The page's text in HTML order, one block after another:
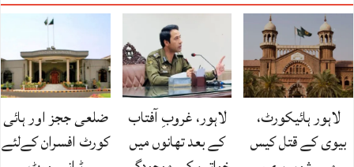
لاہور ہائیکورٹ،
بیوی کے قتل کیس
لاہور، غروبِ آفتاب
کے بعد تھانوں میں
ضلعی ججز اور ہائی
کورٹ افسران کےلئے